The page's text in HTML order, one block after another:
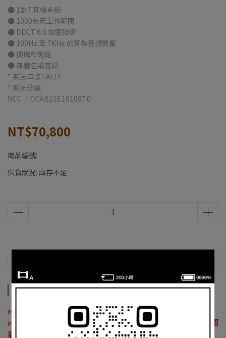
● 1對7 耳機系統
● 1000英尺工作範圍
● DECT 6.0 加密技術
● 100Hz 至 7KHz 的寬帶音頻質量
● 便攜和免提
● 無腰包或基站
* 無法串接TALLY
* 無法分組
NCC ：CCAB22E10100T0
NT$70,800
商品編號:
供貨狀況: 庫存不足
商品介紹
✅ 請您購買前務必閱讀，訂購視同同意此訊息：
✅ 因本公司有銷售門市，庫存變動較大，下標前先發問確認
商品是否有現貨。